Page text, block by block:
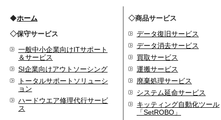
代表取締役 森田のインタ
ビューが掲載されました
2019.8
「CTSストア」（Yahoo!
ショッピング）
を開設し
ました
2018.2
成長企業の新たな刻みを
伝えていくメディア
「Next Page」に、代表取
◆ホーム
◇保守サービス
一般中小企業向けITサポート
＆サービス
SI企業向けアウトソーシング
トータルサポートソリューシ
ョン
ハードウエア修理代行サービ
ス
◇商品サービス
データ復旧サービス
データ消去サービス
買取サービス
運搬サービス
廃棄処理サービス
システム延命サービス
キッティング自動化ツール
「SetROBO」